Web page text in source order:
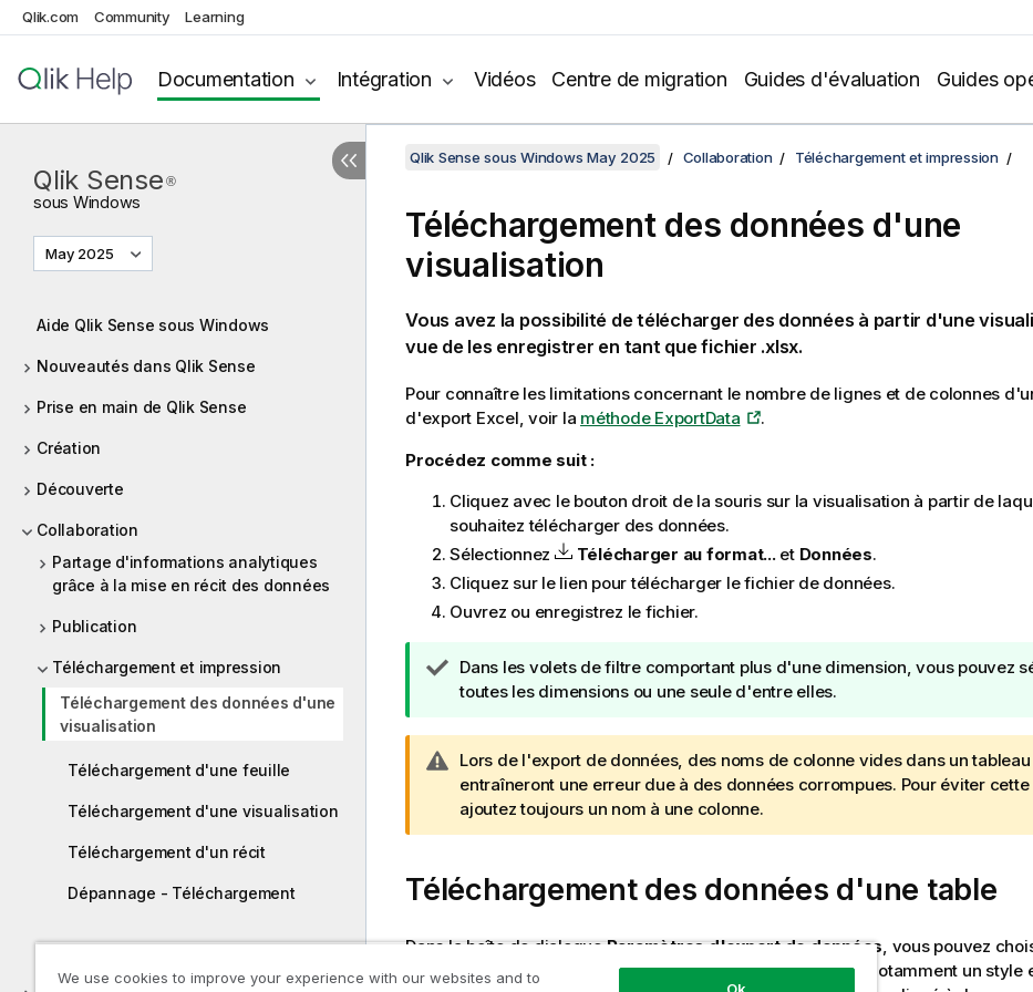
Qlik.com Community Learning
Documentation Intégration Vidéos Centre de migration Guides d'évaluation Guides
Qlik Sense ®
sous Windows
May 2025
Aide Qlik Sense sous Windows
Nouveautés dans Qlik Sense
Prise en main de Qlik Sense
Création
Découverte
Collaboration
Partage d'informations analytiques
grâce à la mise en récit des données
Publication
Téléchargement et impression
Téléchargement des données d'une
visualisation
Téléchargement d'une feuille
Téléchargement d'une visualisation
Téléchargement d'un récit
Dépannage - Téléchargement
Qlik Sense sous Windows May 2025 Collaboration Téléchargement et impression
Téléchargement des données d'une
visualisation
Vous avez la possibilité de télécharger des données à partir d'une
vue de les enregistrer en tant que fichier .xlsx.
Pour connaître les limitations concernant le nombre de lignes et de colonnes
d'export Excel, voir la méthode ExportData
.
Procédez comme suit :
Cliquez avec le bouton droit de la souris sur la visualisation à partir de
souhaitez télécharger des données.
Sélectionnez
Télécharger au format...et Données.
Cliquez sur le lien pour télécharger le fichier de données.
Ouvrez ou enregistrez le fichier.
N
o
e
C
o
n
s
i
Dans les volets de filtre comportant plus d'une dimension, vous pouvez
toutes les dimensions ou une seule d'entre elles.
N
o
t
e
v
e
i
Lors de l'export de données, des noms de colonne vides dans un tableau
entraîneront une erreur due à des données corrompues. Pour éviter
ajoutez toujours un nom à une colonne.
Téléchargement des données d'une table
Dans la boîte de dialogueParamètres d'export de données , vous pouvez
d'appliquer un formatage de table amélioré à votre export, notamment un style
We use cookies to improve your experience with our websites and to